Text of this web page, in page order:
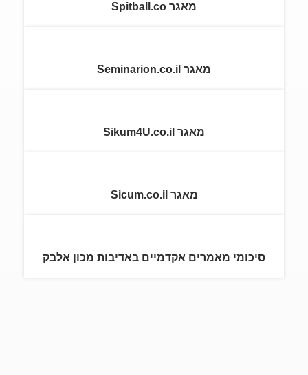
מאגר Spitball.co
מאגר Seminarion.co.il
מאגר Sikum4U.co.il
מאגר Sicum.co.il
סיכומי מאמרים אקדמיים באדיבות מכון אלבק